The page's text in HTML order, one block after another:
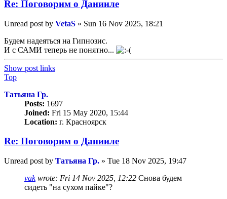
Re: Поговорим o Данииле
Unread post by VetaS » Sun 16 Nov 2025, 18:21
Будем надеяться на Гипнозис.
И с САМИ теперь не понятно...
Show post links
Top
Татьяна Гр.
Posts: 1697
Joined: Fri 15 May 2020, 15:44
Location: г. Красноярск
Re: Поговорим o Данииле
Unread post by Татьяна Гр. » Tue 18 Nov 2025, 19:47
vakwrote: Fri 14 Nov 2025, 12:22 Снова будем
сидеть "на сухом пайке"?